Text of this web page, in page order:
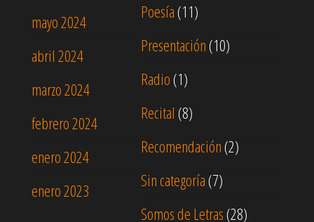
Poesía(11)
Presentación(10)
Radio(1)
Recital (8)
Recomendación(2)
Sin categoría(7)
Somos de Letras (28)
mayo 2024
abril 2024
marzo 2024
febrero 2024
enero 2024
enero 2023